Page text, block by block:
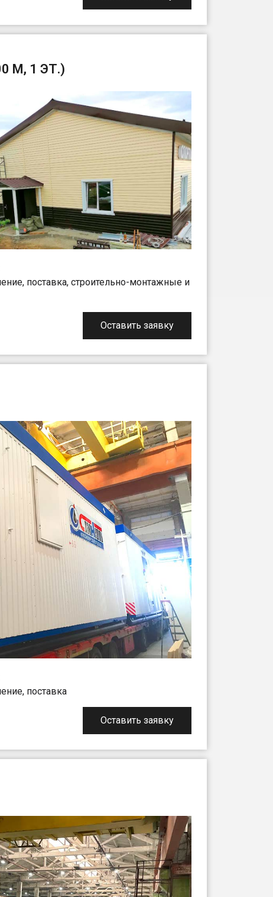
М, 1 ЭТ.)
поставка, строительно-монтажные и
Оставить заявку
поставка
Оставить заявку